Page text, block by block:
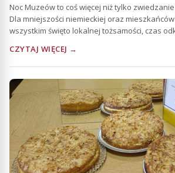
Noc Muzeów to coś więcej niż tylko
Dla mniejszości niemieckiej oraz
wszystkim święto lokalnej tożsamości, czas
CZYTAJ WIĘCEJ →